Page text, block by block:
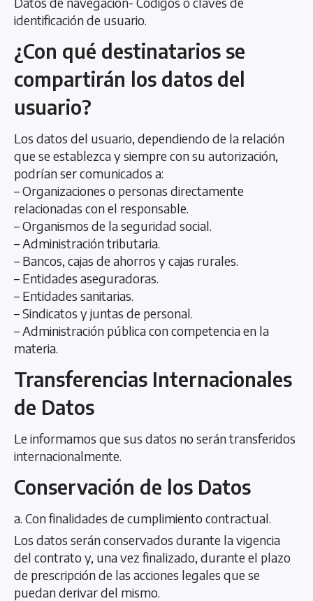
identificación de usuario.
¿Con qué destinatarios se
compartirán los datos del
usuario?
Los datos del usuario, dependiendo de la relación
que se establezca y siempre con su autorización,
podrían ser comunicados a:
– Organizaciones o personas directamente
relacionadas con el responsable.
– Organismos de la seguridad social.
– Administración tributaria.
– Bancos, cajas de ahorros y cajas rurales.
– Entidades aseguradoras.
– Entidades sanitarias.
– Sindicatos y juntas de personal.
– Administración pública con competencia en la
materia.
Transferencias Internacionales
de Datos
Le informamos que sus datos no serán transferidos
internacionalmente.
Conservación de los Datos
a. Con finalidades de cumplimiento contractual.
Los datos serán conservados durante la vigencia
del contrato y, una vez finalizado, durante el plazo
de prescripción de las acciones legales que se
puedan derivar del mismo.